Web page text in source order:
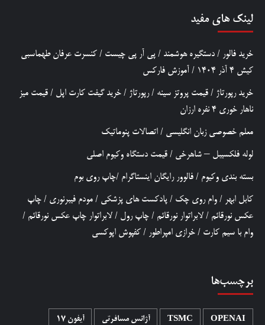
لینک های مفید
خرید فالور / دستگیره هوشمند / پی آر پی چیست / کنسرت عرفان طهماسبی
کیش 4 آذر 1404
/ آموزش فارکس
خرید رپورتاژ / قیمت پروتز سینه /رپورتاژ / خرید گیفت کارت اپل / قیمت میز
ناهار خوری 4 نفره ارزان
معلم خصوصی زبان انگلیسی / اتصالات پنوماتیک
لوله فلکسیبل – شاهرخی / قیمت دستگاه وکیوم اصلی
بسته بندی وکیوم / فالوور رایگان اینستاگرام /چاپ روی بوم
کابل ابهر / وام روی چک / پادکست های پزشکی / مودم فیبرنوری / چاپ
عکس نورقائم / لابراتوار نورقائم / چاپ رول / لابراتوار چاپ عکس نورقائم /
وام با سیم کارت / خرازی امپراطور / کفپوش اپوکسی
برچسب‌ها
OPENAI
TSMC آژانس مسافرتی آیفون 17